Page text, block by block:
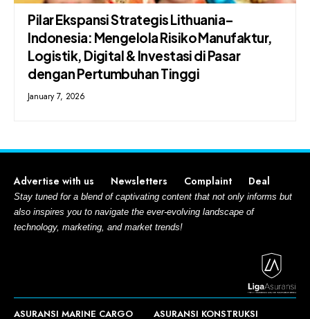
Pilar Ekspansi Strategis Lithuania–
Indonesia: Mengelola Risiko Manufaktur,
Logistik, Digital & Investasi di Pasar
dengan Pertumbuhan Tinggi
January 7, 2026
Advertise with us Newsletters Complaint Deal
Stay tuned for a blend of captivating content that not only informs but
also inspires you to navigate the ever-evolving landscape of
technology, marketing, and market trends!
ASURANSI MARINE CARGO ASURANSI KONSTRUKSI